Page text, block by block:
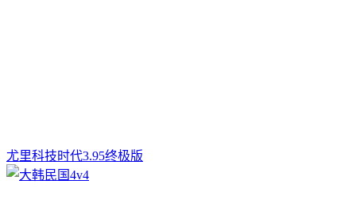
尤里科技时代3.95终极版